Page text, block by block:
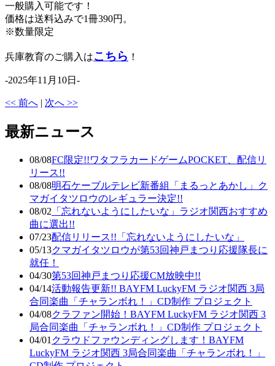
一般購入可能です！
価格は送料込みで1冊390円。
※数量限定
兵庫教育のご購入はこちら ！
-2025年11月10日-
<< 前へ | 次へ >>
最新ニュース
08/08FC限定!!ワタフラカードゲームPOCKET、配信リ
リース!!
08/08明石ケーブルテレビ新番組「まるっとあかし」ク
マガイタツロウのレギュラー決定!!
08/02 「忘れないようにしたいな」ラジオ関西おすすめ
曲に選出!!
07/23配信リリース!!「忘れないようにしたいな」
05/13クマガイタツロウが第53回神戸まつり応援隊長に
就任！
04/30第53回神戸まつり応援CM放映中!!
04/14活動報告更新!! BAYFM LuckyFM ラジオ関西 3局
合同楽曲「チャランボれ！」CD制作 プロジェクト
04/08クラファン開始！BAYFM LuckyFM ラジオ関西 3
局合同楽曲「チャランボれ！」CD制作 プロジェクト
04/01 クラウドファウンディングします！BAYFM
LuckyFM ラジオ関西 3局合同楽曲「チャランボれ！」